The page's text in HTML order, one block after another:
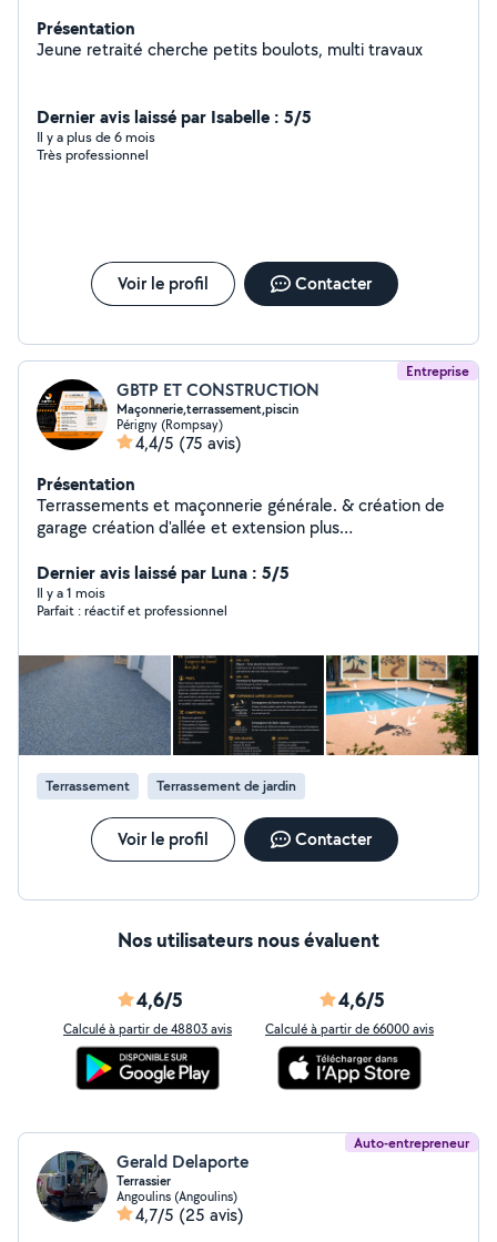
Présentation
Jeune retraité cherche petits boulots, multi travaux
Dernier avis laissé par Isabelle : 5/5
Il y a plus de 6 mois
Très professionnel
Voir le profil Contacter
Entreprise
GBTP ET CONSTRUCTION
Maçonnerie,terrassement,piscin
Périgny (Rompsay)
4,4/5 (75 avis)
Présentation
Terrassements et maçonnerie générale. & création de
garage création d'allée et extension plus
,maison,terrasse,murettes, Enduiseur. béton désactivé
,lavé roulé. & moquette de sol plusieurs colories
terrasse et contour de piscine encadrement Maison &
de murs,maison,et clôture. & Pose carrelage extérieur
et de travertin & création piscines sur mesures avec
terrassements. & création paysagère me déplace pour
tous conseils aux alentours de La Rochelle Au plaisir.
Cordialement.
Dernier avis laissé par Luna : 5/5
Il y a 1 mois
Parfait : réactif et professionnel
Terrassement Terrassement de jardin
Voir le profil Contacter
Nos utilisateurs nous évaluent
4,6/5
Calculé à partir de 48803 avis
4,6/5
Calculé à partir de 66000 avis
Auto-entrepreneur
Gerald Delaporte
Terrassier
Angoulins (Angoulins)
4,7/5 (25 avis)